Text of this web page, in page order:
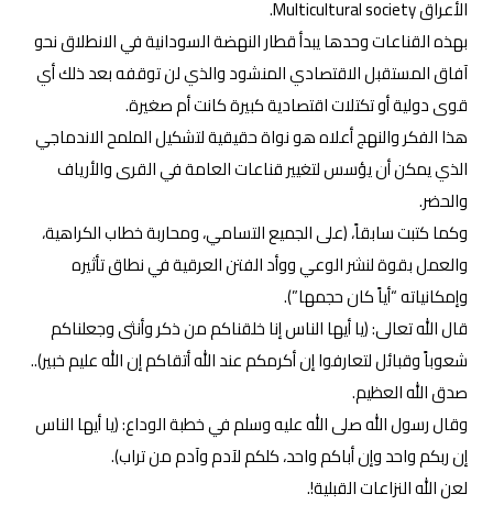
الأعراق Multicultural society.
بهذه القناعات وحدها يبدأ قطار النهضة السودانية في الانطلاق نحو
آفاق المستقبل الاقتصادي المنشود والذي لن توقفه بعد ذلك أي
قوى دولية أو تكتلات اقتصادية كبيرة كانت أم صغيرة.
هذا الفكر والنهج أعلاه هو نواة حقيقية لتشكيل الملمح الاندماجي
الذي يمكن أن يؤسس لتغيير قناعات العامة في القرى والأرياف
والحضر.
وكما كتبت سابقاً، ‏(على الجميع التسامي، ومحاربة خطاب الكراهية،
والعمل بقوة لنشر الوعي ووأد الفتن العرقية في نطاق تأثيره
وإمكانياته “أياً كان حجمها”).
قال الله تعالى: (يا أيها الناس إنا خلقناكم من ذكر وأنثى وجعلناكم
شعوباً وقبائل لتعارفوا إن أكرمكم عند الله أتقاكم إن الله عليم خبير)..
صدق الله العظيم.
وقال رسول الله صلى الله عليه وسلم في خطبة الوداع: (يا أيها الناس
إن ربكم واحد وإن أباكم واحد، كلكم لآدم وآدم من تراب).
لعن الله النزاعات القبلية!.